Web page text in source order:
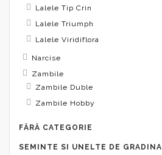
Lalele Tip Crin
Lalele Triumph
Lalele Viridiflora
Narcise
Zambile
Zambile Duble
Zambile Hobby
FĂRĂ CATEGORIE
SEMINTE SI UNELTE DE GRADINA